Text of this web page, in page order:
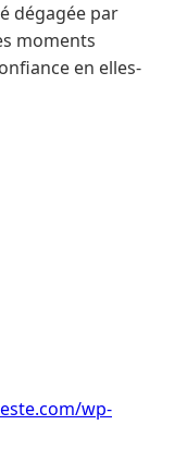
dégagée par
moments
en elles-
wp-